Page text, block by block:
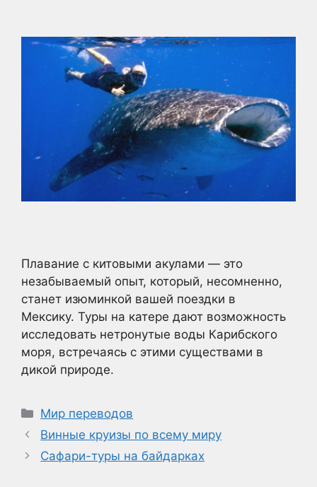
Плавание с китовыми акулами — это
незабываемый опыт, который, несомненно,
станет изюминкой вашей поездки в
Мексику. Туры на катере дают возможность
исследовать нетронутые воды Карибского
моря, встречаясь с этими существами в
дикой природе.
Рубрики
Мир переводов
Винные круизы по всему миру
Сафари-туры на байдарках